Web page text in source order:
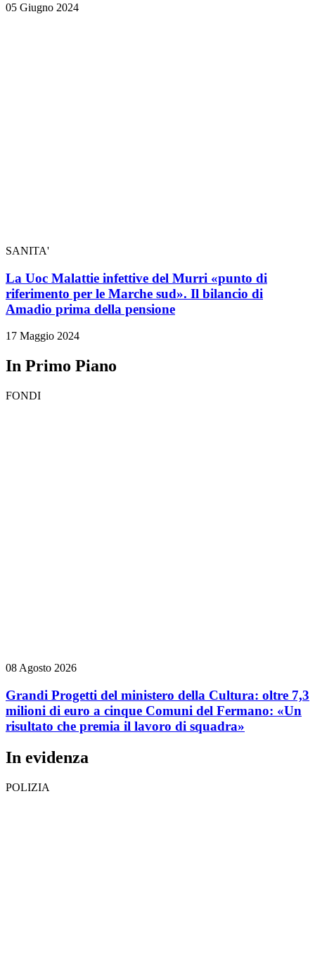
05 Giugno 2024
SANITA'
La Uoc Malattie infettive del Murri «punto di
riferimento per le Marche sud». Il bilancio di
Amadio prima della pensione
17 Maggio 2024
In Primo Piano
FONDI
08 Agosto 2026
Grandi Progetti del ministero della Cultura: oltre 7,3
milioni di euro a cinque Comuni del Fermano: «Un
risultato che premia il lavoro di squadra»
In evidenza
POLIZIA